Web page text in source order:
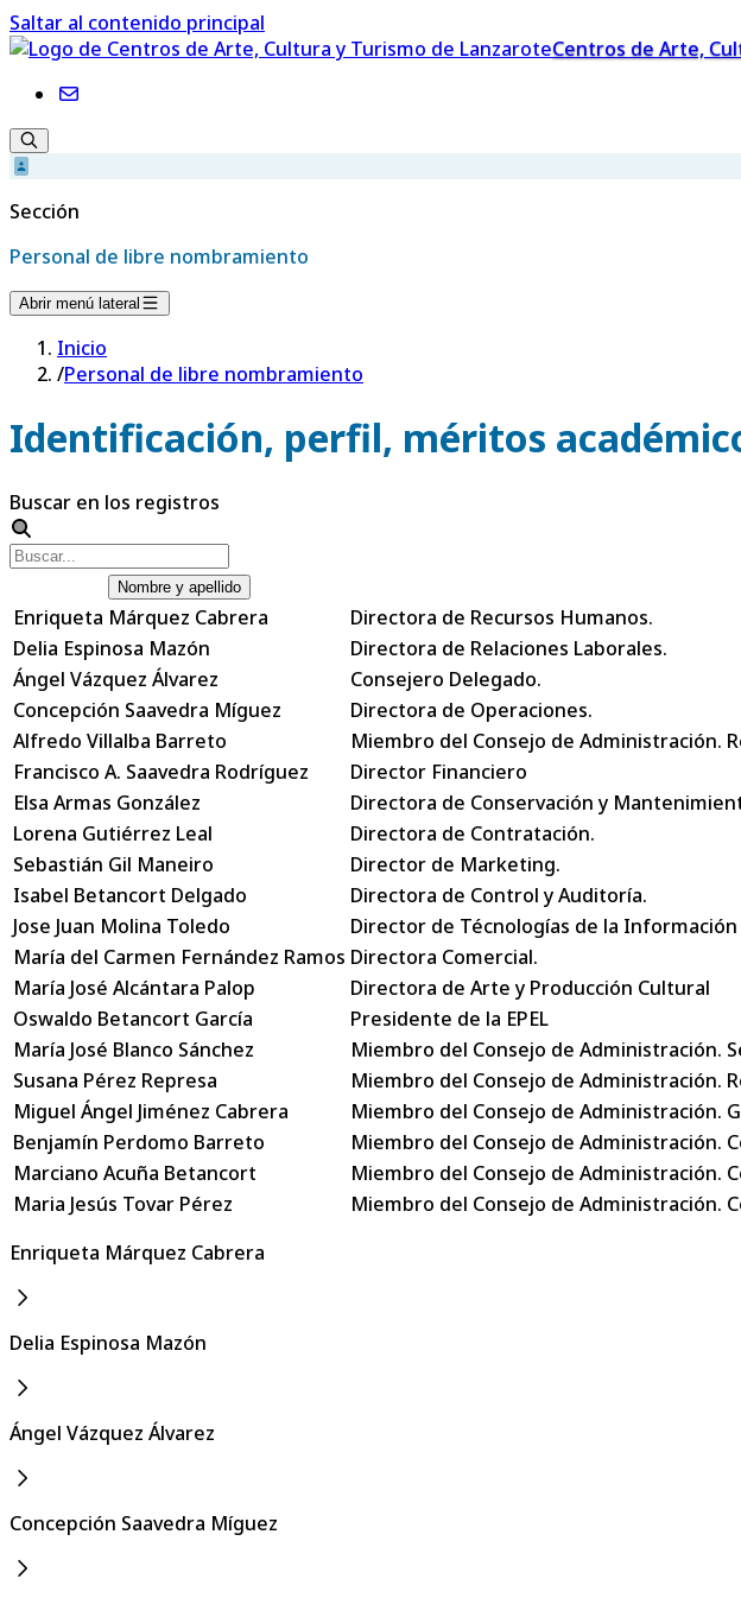
Saltar al contenido principal
Centros de Arte,
Sección
Personal de libre nombramiento
Abrir menú lateral
Inicio
/Personal de libre nombramiento
Identificación, perfil, méritos
Buscar en los registros
Nombre y apellido
Enriqueta Márquez Cabrera
Directora de Recursos Humanos.
Delia Espinosa Mazón
Directora de Relaciones Laborales.
Ángel Vázquez Álvarez
Consejero Delegado.
Concepción Saavedra Míguez
Directora de Operaciones.
Alfredo Villalba Barreto
Miembro del Consejo de Administración.
Francisco A. Saavedra Rodríguez
Director Financiero
Elsa Armas González
Directora de Conservación y
Lorena Gutiérrez Leal
Directora de Contratación.
Sebastián Gil Maneiro
Director de Marketing.
Isabel Betancort Delgado
Directora de Control y Auditoría.
Jose Juan Molina Toledo
Director de Técnologías de la Información
María del Carmen Fernández Ramos Directora Comercial.
María José Alcántara Palop
Directora de Arte y Producción Cultural
Oswaldo Betancort García
Presidente de la EPEL
María José Blanco Sánchez
Miembro del Consejo de Administración.
Susana Pérez Represa
Miembro del Consejo de Administración.
Miguel Ángel Jiménez Cabrera
Miembro del Consejo de Administración.
Benjamín Perdomo Barreto
Miembro del Consejo de Administración.
Marciano Acuña Betancort
Miembro del Consejo de Administración.
Maria Jesús Tovar Pérez
Miembro del Consejo de Administración.
Enriqueta Márquez Cabrera
Delia Espinosa Mazón
Ángel Vázquez Álvarez
Concepción Saavedra Míguez